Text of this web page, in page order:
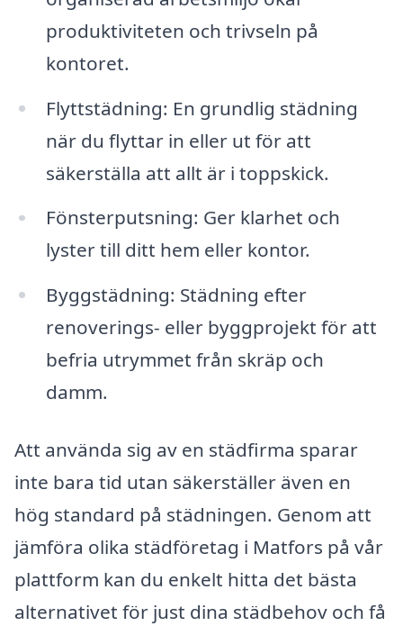
produktiviteten och trivseln på
kontoret.
Flyttstädning: En grundlig städning
när du flyttar in eller ut för att
säkerställa att allt är i toppskick.
Fönsterputsning: Ger klarhet och
lyster till ditt hem eller kontor.
Byggstädning: Städning efter
renoverings- eller byggprojekt för att
befria utrymmet från skräp och
damm.
Att använda sig av en städfirma sparar
inte bara tid utan säkerställer även en
hög standard på städningen. Genom att
jämföra olika städföretag i Matfors på vår
plattform kan du enkelt hitta det bästa
alternativet för just dina städbehov och få